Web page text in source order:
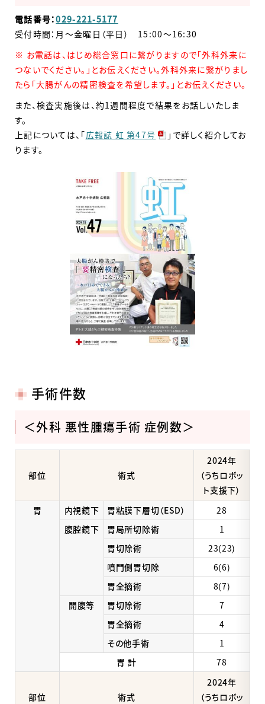
電話番号：029-221-5177
受付時間：月～金曜日（平日） 15:00～16:30
※ お電話は、はじめ総合窓口に繋がりますので「外科外来に
つないでください。」とお伝えください。外科外来に繋がりまし
たら「大腸がんの精密検査を希望します。」とお伝えください。
また、検査実施後は、約1週間程度で結果をお話しいたしま
す。
上記については、「広報誌 虹 第47号
」で詳しく紹介してお
ります。
手術件数
＜外科 悪性腫瘍手術 症例数＞
部位 術式
2024年
（うちロボッ
ト支援下）
胃
内視鏡下 胃粘膜下層切（ESD）
28
腹腔鏡下
胃局所切除術
1
胃切除術
23(23)
噴門側胃切除
6(6)
胃全摘術
8(7)
開腹等
胃切除術
7
胃全摘術
4
その他手術
1
胃 計
78
部位 術式
2024年
（うちロボッ